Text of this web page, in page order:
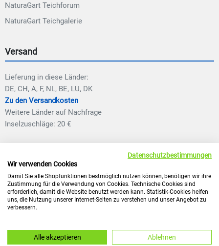
NaturaGart Teichforum
NaturaGart Teichgalerie
Versand
Lieferung in diese Länder:
DE, CH, A, F, NL, BE, LU, DK
Zu den Versandkosten
Weitere Länder auf Nachfrage
Inselzuschläge: 20 €
* inklusive 19% bzw. 7% MwSt., ggf. zuzüglichVersandkosten.
Datenschutzbestimmungen
Wir verwenden Cookies
Damit Sie alle Shopfunktionen bestmöglich nutzen können, benötigen wir ihre
Zustimmung für die Verwendung von Cookies. Technische Cookies sind
erforderlich, damit die Website benutzt werden kann. Statistik-Cookies helfen
uns, die Nutzung unserer Internet-Seiten zu verstehen und unser Angebot zu
verbessern.
Alle akzeptieren Ablehnen